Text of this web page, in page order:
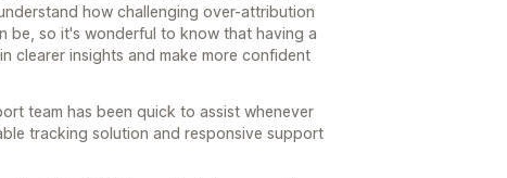
how challenging over-attribution
be, so it's wonderful to know that having a
clearer insights and make more confident
team has been quick to assist whenever
tracking solution and responsive support